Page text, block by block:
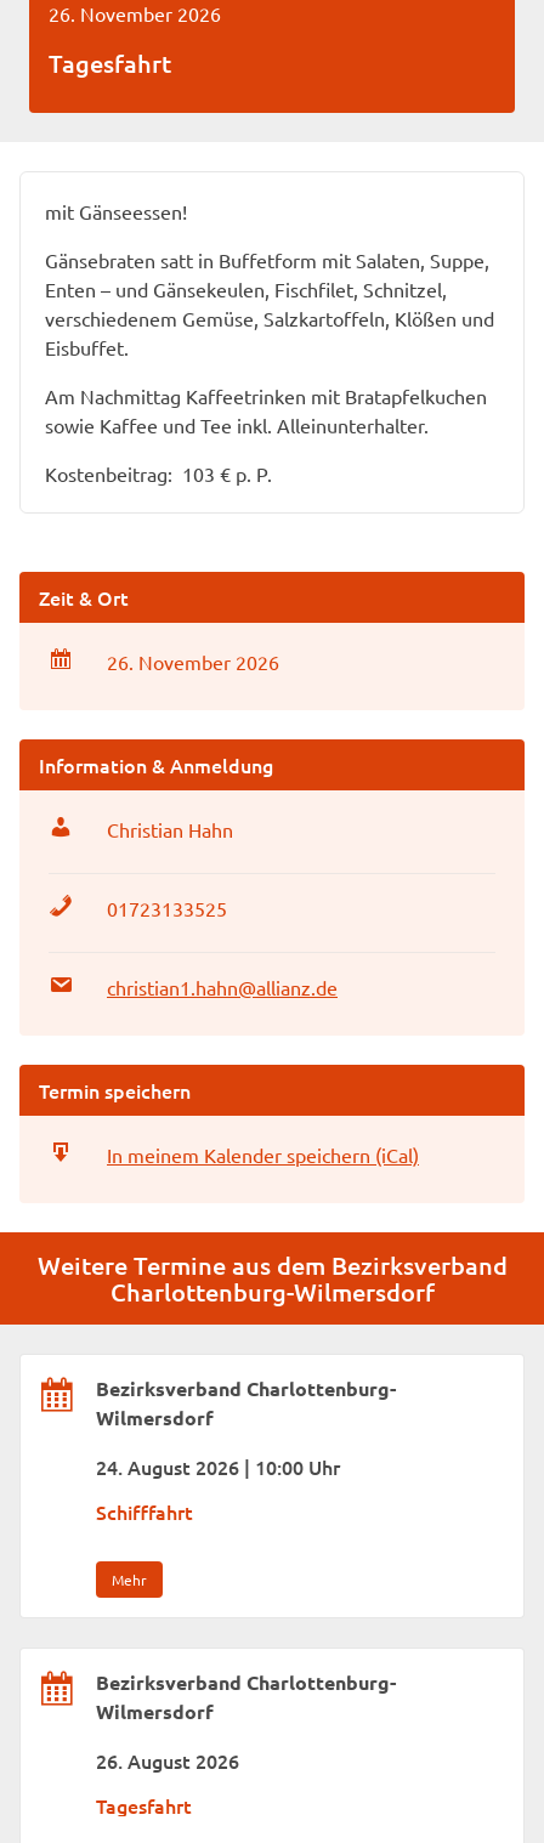
26. November 2026
Tagesfahrt
mit Gänseessen!
Gänsebraten satt in Buffetform mit Salaten, Suppe,
Enten – und Gänsekeulen, Fischfilet, Schnitzel,
verschiedenem Gemüse, Salzkartoffeln, Klößen und
Eisbuffet.
Am Nachmittag Kaffeetrinken mit Bratapfelkuchen
sowie Kaffee und Tee inkl. Alleinunterhalter.
Kostenbeitrag: 103 € p. P.
Zeit & Ort
26. November 2026
Information & Anmeldung
Christian Hahn
01723133525
christian1.hahn@allianz.de
Termin speichern
In meinem Kalender speichern (iCal)
Weitere Termine aus dem Bezirksverband
Charlottenburg-Wilmersdorf
Bezirksverband Charlottenburg-
Wilmersdorf
24. August 2026 | 10:00 Uhr
Schifffahrt
Mehr
Bezirksverband Charlottenburg-
Wilmersdorf
26. August 2026
Tagesfahrt